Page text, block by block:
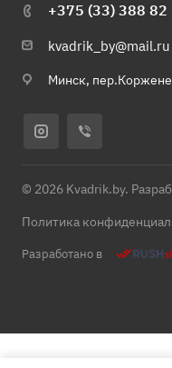
+375 (33) 388 82
kvadrik_by@mail.ru
Минск,
© 2026 Kvadrik.by.
Политика
Разработано в